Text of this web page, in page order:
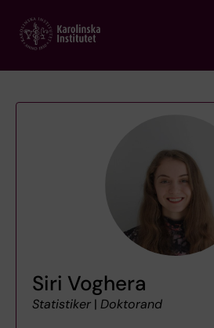
main
Siri Voghera
Statistiker | Doktorand